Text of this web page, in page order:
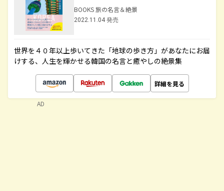
BOOKS 旅の名言＆絶景
2022.11.04 発売
世界を４０年以上歩いてきた「地球の歩き方」があなたにお届
けする、人生を輝かせる韓国の名言と癒やしの絶景集
詳細を見る
AD